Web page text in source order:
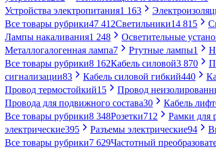
Устройства электропитания1 163
Все товары рубрики47 412Светильники14 815
Лампы накаливания1 248 Осветительные
Металлогалогенная лампа7 Ртутные лампы1
Все товары рубрики8 162Кабель силовой3 870
сигнализации83 Кабель силовой гибкий440
Провод термостойкий15 Провод
Провода для подвижного состава30 Кабель
Все товары рубрики8 348Розетки712 Рамки для
электрические395 Разъемы электрические94
Все товары рубрики7 629Частотный